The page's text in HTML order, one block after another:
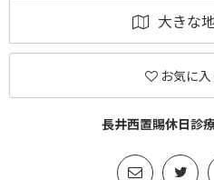
大きな
お気に
長井西置賜休日診